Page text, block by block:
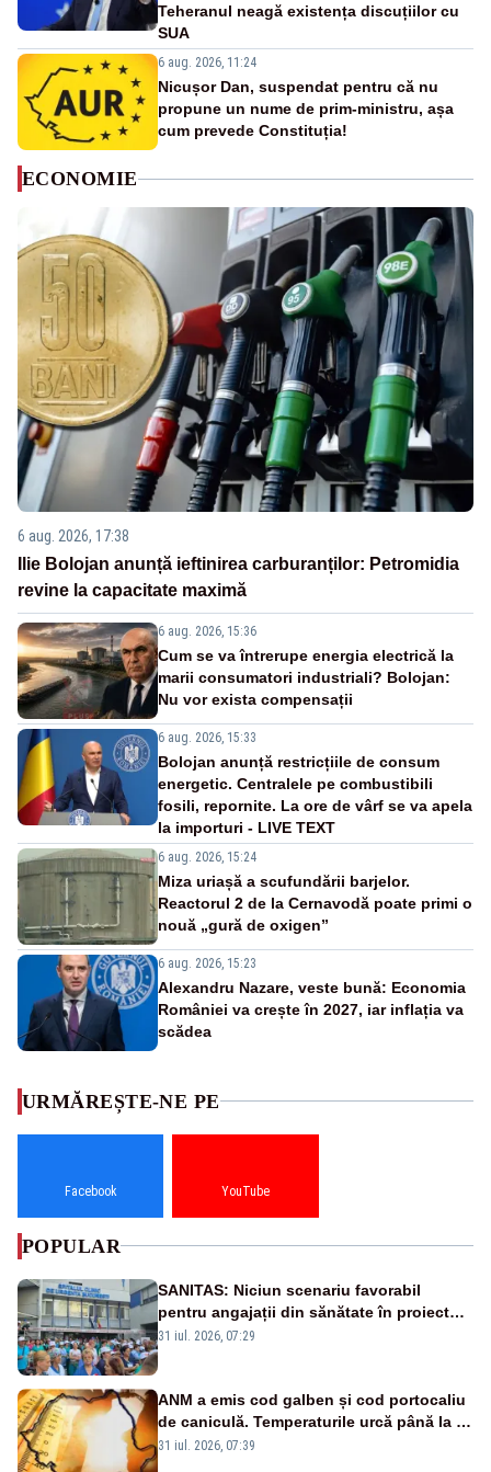
Teheranul neagă existența discuțiilor cu
SUA
6 aug. 2026, 11:24
Nicușor Dan, suspendat pentru că nu
propune un nume de prim-ministru, așa
cum prevede Constituția!
ECONOMIE
6 aug. 2026, 17:38
Ilie Bolojan anunță ieftinirea carburanților: Petromidia
revine la capacitate maximă
6 aug. 2026, 15:36
Cum se va întrerupe energia electrică la
marii consumatori industriali? Bolojan:
Nu vor exista compensații
6 aug. 2026, 15:33
Bolojan anunță restricțiile de consum
energetic. Centralele pe combustibili
fosili, repornite. La ore de vârf se va apela
la importuri - LIVE TEXT
6 aug. 2026, 15:24
Miza uriașă a scufundării barjelor.
Reactorul 2 de la Cernavodă poate primi o
nouă „gură de oxigen”
6 aug. 2026, 15:23
Alexandru Nazare, veste bună: Economia
României va crește în 2027, iar inflația va
scădea
URMĂREȘTE-NE PE
Facebook YouTube
POPULAR
SANITAS: Niciun scenariu favorabil
pentru angajații din sănătate în proiectul
Legii salarizării
31 iul. 2026, 07:29
ANM a emis cod galben și cod portocaliu
de caniculă. Temperaturile urcă până la 38
de grade, iar nopțile devin tropicale
31 iul. 2026, 07:39